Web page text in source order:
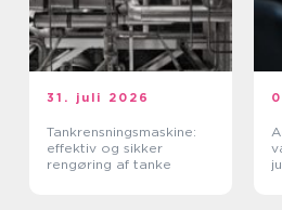
31. juli 2026
Tankrensningsmaskine:
effektiv og sikker
rengøring af tanke